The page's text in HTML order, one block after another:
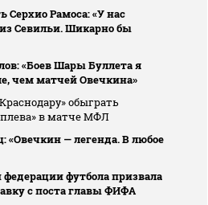
Серхио Рамоса: «У нас
Севильи. Шикарно бы
«Боев Шары Буллета я
чем матчей Овечкина»
обыграть
в матче МФЛ
«Овечкин — легенда. В любое
футбола призвала
с поста главы ФИФА